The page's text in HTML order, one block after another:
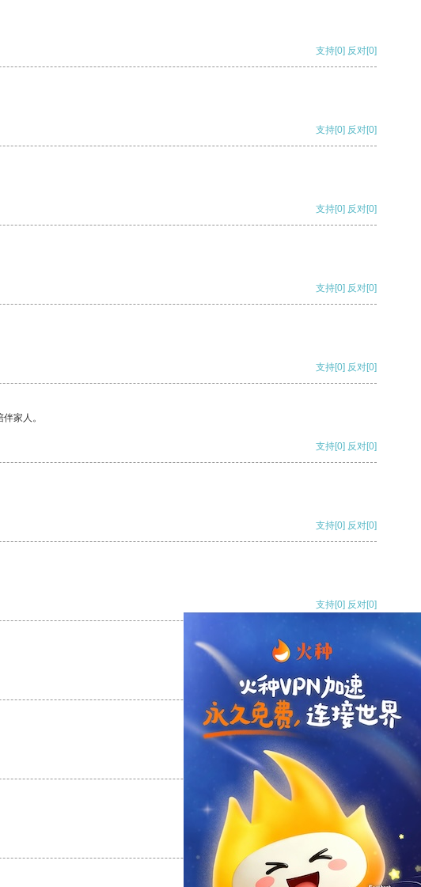
支持[0] 反对[0]
支持[0] 反对[0]
支持[0] 反对[0]
支持[0] 反对[0]
支持[0] 反对[0]
家人。
支持[0] 反对[0]
支持[0] 反对[0]
支持[0] 反对[0]
支持[0] 反对
支持
反对 [0]